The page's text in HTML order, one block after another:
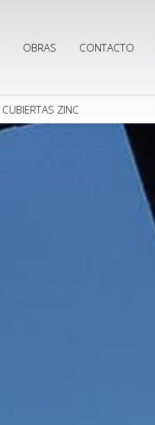
OBRAS CONTACTO
CUBIERTAS ZINC